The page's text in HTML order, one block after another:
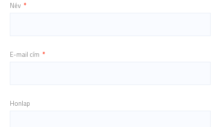
Név *
E-mail cím *
Honlap